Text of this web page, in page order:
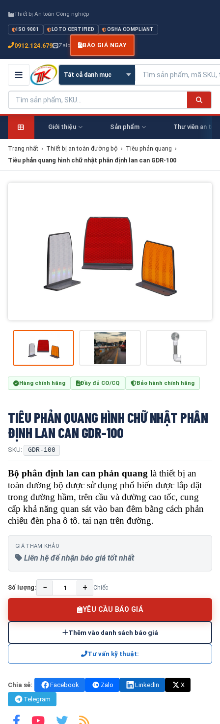
Thiết bị An toàn Công nghiệp
ISO 9001 LOTO CERTIFIED OSHA COMPLIANT
0912.124.679 Zalo BÁO GIÁ NGAY
Giới thiệu Sản phẩm Thư viên an
Trang nhất › Thiết bị an toàn đường bộ › Tiêu phản quang ›
Tiêu phản quang hình chữ nhật phân định lan can GDR-100
Hàng chính hãng Đầy đủ CO/CQ Bảo hành chính hãng
TIÊU PHẢN QUANG HÌNH CHỮ NHẬT PHÂN
ĐỊNH LAN CAN GDR-100
SKU: GDR-100
Bộ phân định lan can phản quang là thiết bị an
toàn đường bộ được sử dụng phổ biến được lắp đặt
trong đường hầm, trên cầu và đường cao tốc, cung
cấp khả năng quan sát vào ban đêm bằng cách phản
chiếu đèn pha ô tô. tai nạn trên đường.
GIÁ THAM KHẢO
Liên hệ để nhận báo giá tốt nhất
Số lượng: − + Chiếc
YÊU CẦU BÁO GIÁ
Thêm vào danh sách báo giá
Tư vấn kỹ thuật:
Chia sẻ: Facebook Zalo LinkedIn
X
Telegram